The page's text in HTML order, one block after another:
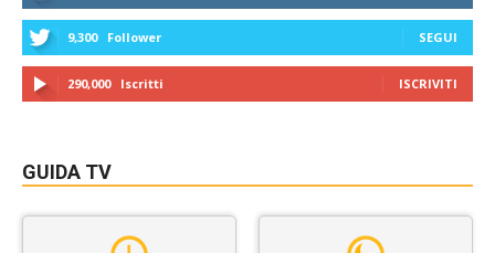
9,300 Follower SEGUI
290,000 Iscritti ISCRIVITI
GUIDA TV